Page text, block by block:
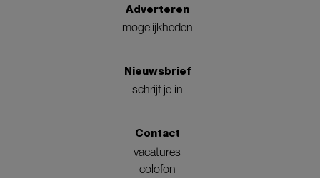
Adverteren
mogelijkheden
Nieuwsbrief
schrijf je in
Contact
vacatures
colofon